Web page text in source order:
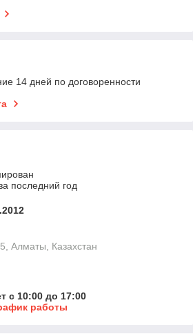
14 дней по договоренности
последний год
Алматы, Казахстан
с 10:00 до 17:00
работы